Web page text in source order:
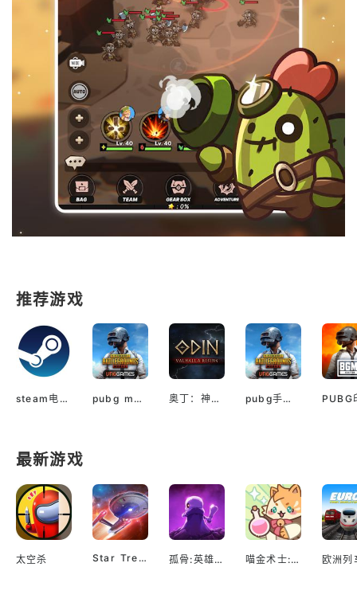
推荐游戏
steam电脑版下载 pubg mobile最新版本 奥丁：神判（国际服） pubg手游越南服最新版
最新游戏
太空杀 Star Trek™ Fleet Command 孤骨:英雄杀手 喵金术士:猫咪合并大亨